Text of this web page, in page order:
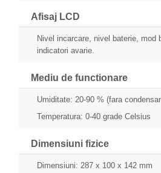
Afisaj LCD
Nivel incarcare, nivel baterie, mod
indicatori avarie.
Mediu de functionare
Umiditate: 20-90 % (fara
Temperatura: 0-40 grade Celsius
Dimensiuni fizice
Dimensiuni: 287 x 100 x 142 mm